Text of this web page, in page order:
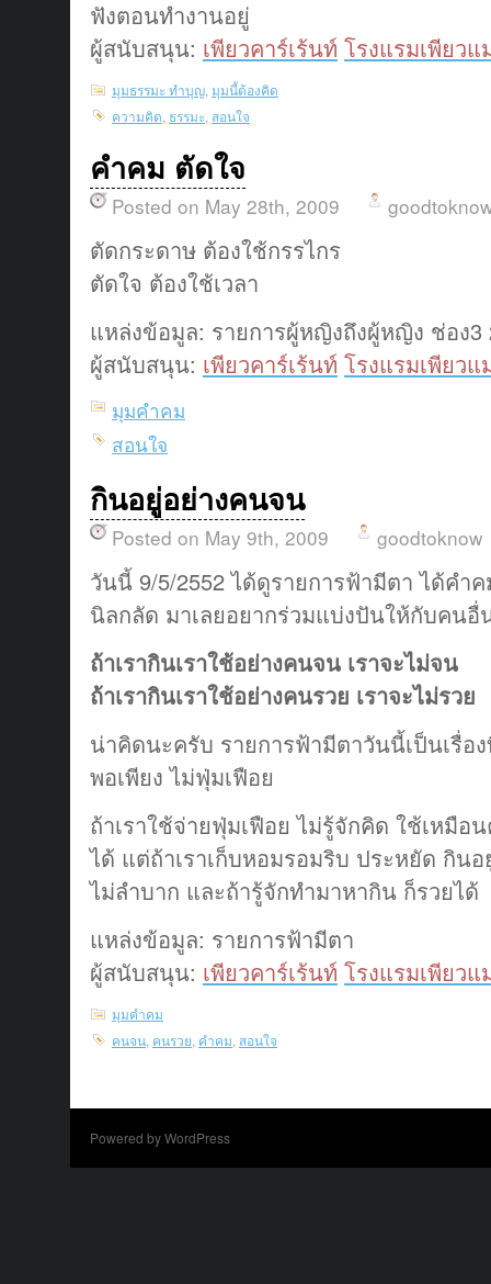
ฟังตอนทำงานอยู่
ผู้สนับสนุน: เพียวคาร์เร้นท์ โรงแรมเพียว
มุมธรรมะ ทำบุญ มุมนี้ต้องคิด
ความคิด ธรรมะ สอนใจ
คำคม ตัดใจ
Posted on May 28th, 2009
ตัดกระดาษ ต้องใช้กรรไกร
ตัดใจ ต้องใช้เวลา
แหล่งข้อมูล: รายการผู้หญิงถึงผู้หญิง ช่อง3
ผู้สนับสนุน: เพียวคาร์เร้นท์ โรงแรมเพียว
มุมคำคม
สอนใจ
กินอยู่อย่างคนจน
Posted on May 9th, 2009 goodtoknow
วันนี้ 9/5/2552 ได้ดูรายการฟ้ามีตา ได้ค
นิลกลัด มาเลยอยากร่วมแบ่งปันให้กับคนอื่
ถ้าเรากินเราใช้อย่างคนจน เราจะไม่จน
ถ้าเรากินเราใช้อย่างคนรวย เราจะไม่รวย
น่าคิดนะครับ รายการฟ้ามีตาวันนี้เป็นเรื่อ
พอเพียง ไม่ฟุ่มเฟือย
ถ้าเราใช้จ่ายฟุ่มเฟือย ไม่รู้จักคิด ใช้เหมือ
ได้ แต่ถ้าเราเก็บหอมรอมริบ ประหยัด กินอ
ไม่ลำบาก และถ้ารู้จักทำมาหากิน ก็รวยได้
แหล่งข้อมูล: รายการฟ้ามีตา
ผู้สนับสนุน: เพียวคาร์เร้นท์ โรงแรมเพียว
มุมคำคม
คนจน คนรวย คำคม สอนใจ
Powered by WordPress